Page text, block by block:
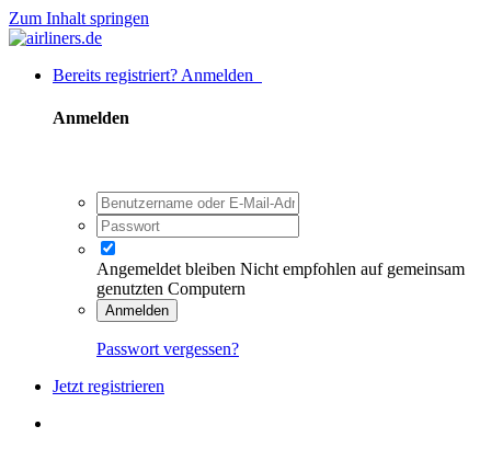
Zum Inhalt springen
Bereits registriert? Anmelden
Anmelden
Angemeldet bleiben Nicht empfohlen auf gemeinsam
genutzten Computern
Anmelden
Passwort vergessen?
Jetzt registrieren